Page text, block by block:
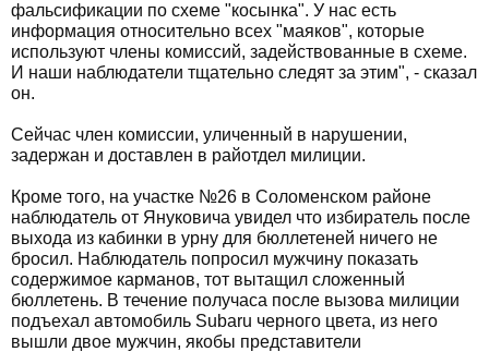
фальсификации по схеме "косынка". У нас есть
информация относительно всех "маяков", которые
используют члены комиссий, задействованные в схеме.
И наши наблюдатели тщательно следят за этим", - сказал
он.
Сейчас член комиссии, уличенный в нарушении,
задержан и доставлен в райотдел милиции.
Кроме того, на участке №26 в Соломенском районе
наблюдатель от Януковича увидел что избиратель после
выхода из кабинки в урну для бюллетеней ничего не
бросил. Наблюдатель попросил мужчину показать
содержимое карманов, тот вытащил сложенный
бюллетень. В течение получаса после вызова милиции
подъехал автомобиль Subaru черного цвета, из него
вышли двое мужчин, якобы представители